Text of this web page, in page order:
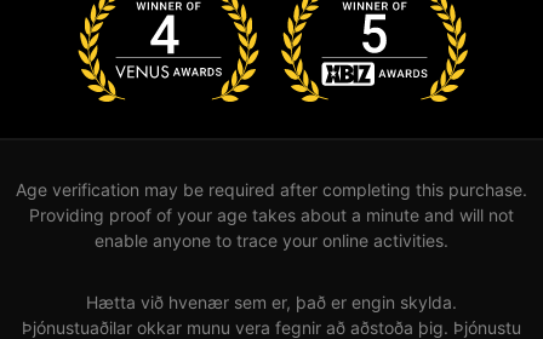
Age verification may be required after completing this purchase.
Providing proof of your age takes about a minute and will not
enable anyone to trace your online activities.
Hætta við hvenær sem er, það er engin skylda.
Þjónustuaðilar okkar munu vera fegnir að aðstoða þig. Þjónustu